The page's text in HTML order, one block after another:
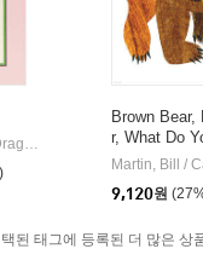
Books
Brown Bear,
r, What Do
Martin, Bill /
9,120원
된 태그에 등록된 더 많은 상